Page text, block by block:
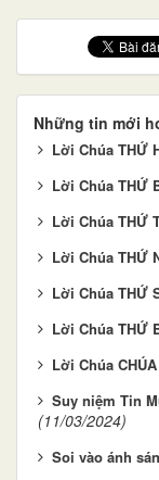
Những tin mới
Lời Chúa THỨ
Lời Chúa THỨ
Lời Chúa THỨ
Lời Chúa THỨ
Lời Chúa THỨ
Lời Chúa THỨ
Lời Chúa
Suy niệm Tin
(11/03/2024)
Soi vào ánh